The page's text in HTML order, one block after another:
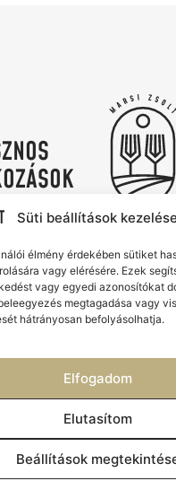
Süti beállítások kezelése
élmény érdekében sütiket
vagy elérésére. Ezek
vagy egyedi azonosítókat
megtagadása vagy
hátrányosan befolyásolhatja.
Elfogadom
Elutasítom
Beállítások
Marsi Zsolt
Élmények,
© 2026 -
CATERING &